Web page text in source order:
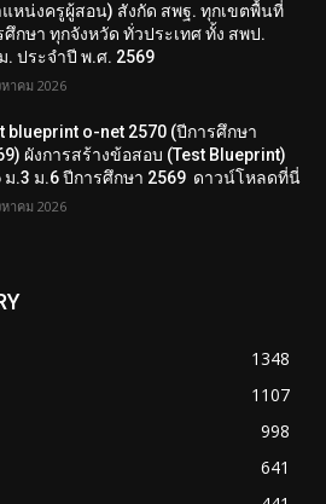
แหน่งครูผู้สอน) สังกัด สพฐ. ทุกเขตพื้นที่
ศึกษา ทุกจังหวัด ทั่วประเทศ ทั้ง สพป.
. ประจำปี พ.ศ. 2569
หาคม 2026
blueprint o-net 2570 (ปีการศึกษา
ผังการสร้างข้อสอบ (Test Blueprint)
ม.3 ม.6 ปีการศึกษา 2569 ดาวน์โหลดที่นี่
หาคม 2026
1348
1107
998
641